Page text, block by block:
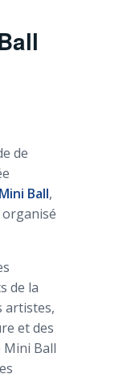
de
Ball,
de la
artistes,
et des
Mini Ball